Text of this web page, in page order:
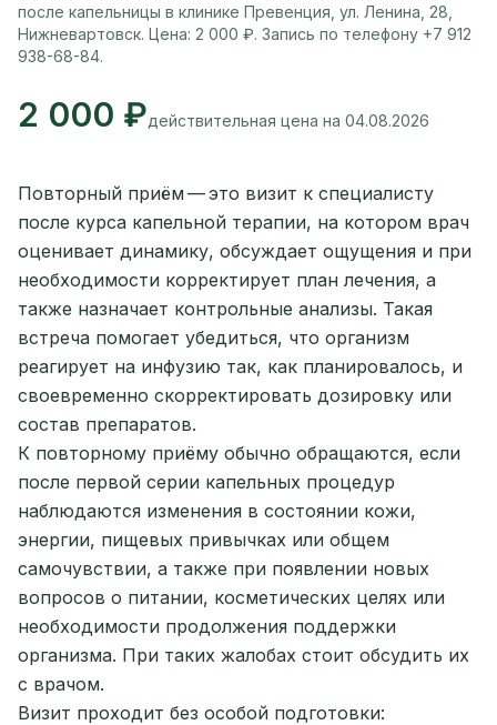
после капельницы в клинике Превенция, ул. Ленина, 28,
Нижневартовск. Цена: 2 000 ₽. Запись по телефону +7 912
938-68-84.
2 000 ₽действительная цена на 04.08.2026
Повторный приём — это визит к специалисту
после курса капельной терапии, на котором врач
оценивает динамику, обсуждает ощущения и при
необходимости корректирует план лечения, а
также назначает контрольные анализы. Такая
встреча помогает убедиться, что организм
реагирует на инфузию так, как планировалось, и
своевременно скорректировать дозировку или
состав препаратов.
К повторному приёму обычно обращаются, если
после первой серии капельных процедур
наблюдаются изменения в состоянии кожи,
энергии, пищевых привычках или общем
самочувствии, а также при появлении новых
вопросов о питании, косметических целях или
необходимости продолжения поддержки
организма. При таких жалобах стоит обсудить их
с врачом.
Визит проходит без особой подготовки: